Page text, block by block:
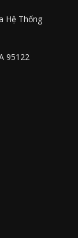
Hệ Thống
95122